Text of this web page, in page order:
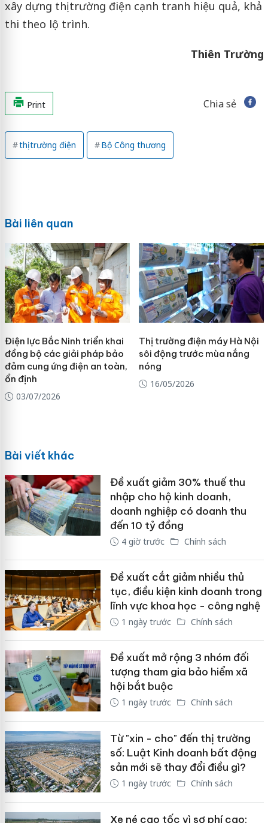
xây dựng thị trường điện cạnh tranh hiệu quả, khả
thi theo lộ trình.
Thiên Trường
Print Chia sẻ
thị trường điện Bộ Công thương
Bài liên quan
Điện lực Bắc Ninh triển khai
đồng bộ các giải pháp bảo
đảm cung ứng điện an toàn,
ổn định
03/07/2026
Thị trường điện máy Hà Nội
sôi động trước mùa nắng
nóng
16/05/2026
Bài viết khác
Đề xuất giảm 30% thuế thu
nhập cho hộ kinh doanh,
doanh nghiệp có doanh thu
đến 10 tỷ đồng
4 giờ trước Chính sách
Đề xuất cắt giảm nhiều thủ
tục, điều kiện kinh doanh trong
lĩnh vực khoa học - công nghệ
1 ngày trước Chính sách
Đề xuất mở rộng 3 nhóm đối
tượng tham gia bảo hiểm xã
hội bắt buộc
1 ngày trước Chính sách
Từ "xin - cho" đến thị trường
số: Luật Kinh doanh bất động
sản mới sẽ thay đổi điều gì?
1 ngày trước Chính sách
Xe né cao tốc vì sợ phí cao: